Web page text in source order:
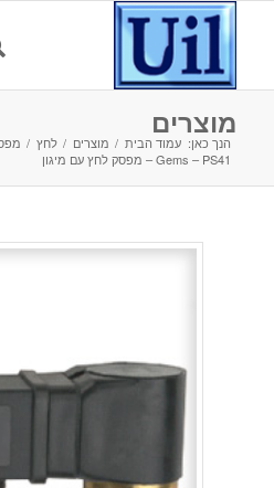
מוצרים
הנך כאן: עמוד הבית / מוצרים / לחץ /
Gems – PS41 – מפסק לחץ עם מיגון